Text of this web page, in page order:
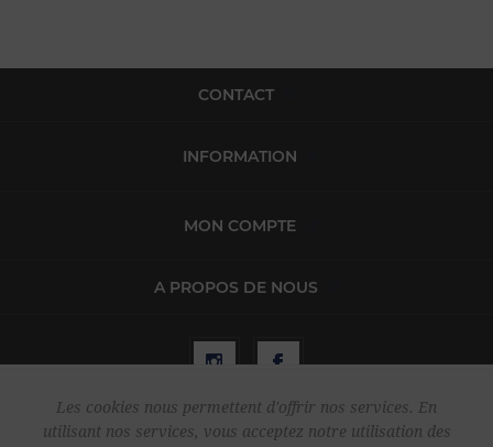
CONTACT
INFORMATION
MON COMPTE
A PROPOS DE NOUS
Les cookies nous permettent d'offrir nos services. En
utilisant nos services, vous acceptez notre utilisation des